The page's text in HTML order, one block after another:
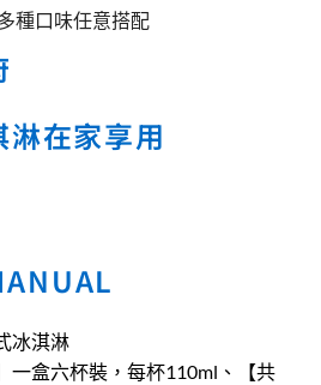
在家享用
冰淇淋
一盒六杯裝，每杯110ml、【共